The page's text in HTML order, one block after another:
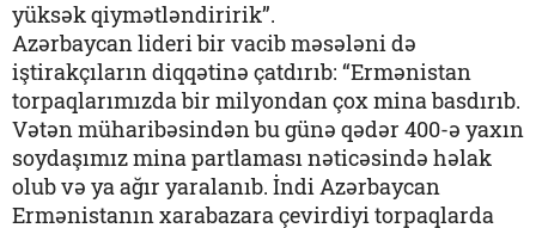
yüksək qiymətləndiririk”.
Azərbaycan lideri bir vacib məsələni də
iştirakçıların diqqətinə çatdırıb: “Ermənistan
torpaqlarımızda bir milyondan çox mina basdırıb.
Vətən müharibəsindən bu günə qədər 400-ə yaxın
soydaşımız mina partlaması nəticəsində həlak
olub və ya ağır yaralanıb. İndi Azərbaycan
Ermənistanın xarabazara çevirdiyi torpaqlarda